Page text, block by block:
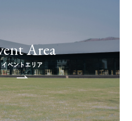
Area
イベントエリア